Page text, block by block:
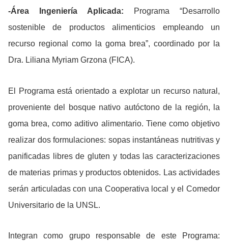
-Área Ingeniería Aplicada: Programa “Desarrollo
sostenible de productos alimenticios empleando un
recurso regional como la goma brea”, coordinado por la
Dra. Liliana Myriam Grzona (FICA).
El Programa está orientado a explotar un recurso natural,
proveniente del bosque nativo autóctono de la región, la
goma brea, como aditivo alimentario. Tiene como objetivo
realizar dos formulaciones: sopas instantáneas nutritivas y
panificadas libres de gluten y todas las caracterizaciones
de materias primas y productos obtenidos. Las actividades
serán articuladas con una Cooperativa local y el Comedor
Universitario de la UNSL.
Integran como grupo responsable de este Programa: